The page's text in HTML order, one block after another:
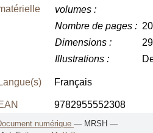
volumes:
Nombre de pages:
Dimensions:
Illustrations:
Langue(s) Français
9782955552308
numérique — MRSH —